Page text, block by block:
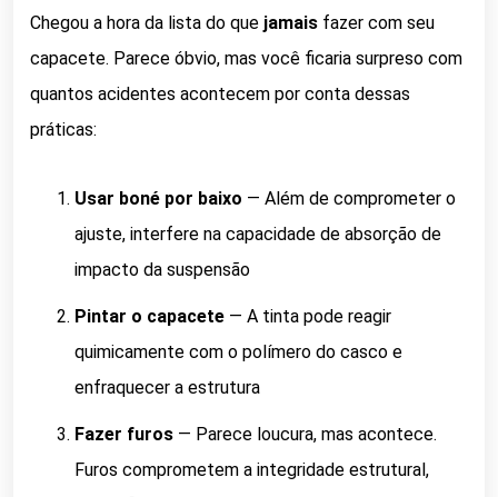
Chegou a hora da lista do que jamais fazer com seu
capacete. Parece óbvio, mas você ficaria surpreso com
quantos acidentes acontecem por conta dessas
práticas:
Usar boné por baixo — Além de comprometer o
ajuste, interfere na capacidade de absorção de
impacto da suspensão
Pintar o capacete — A tinta pode reagir
quimicamente com o polímero do casco e
enfraquecer a estrutura
Fazer furos — Parece loucura, mas acontece.
Furos comprometem a integridade estrutural,